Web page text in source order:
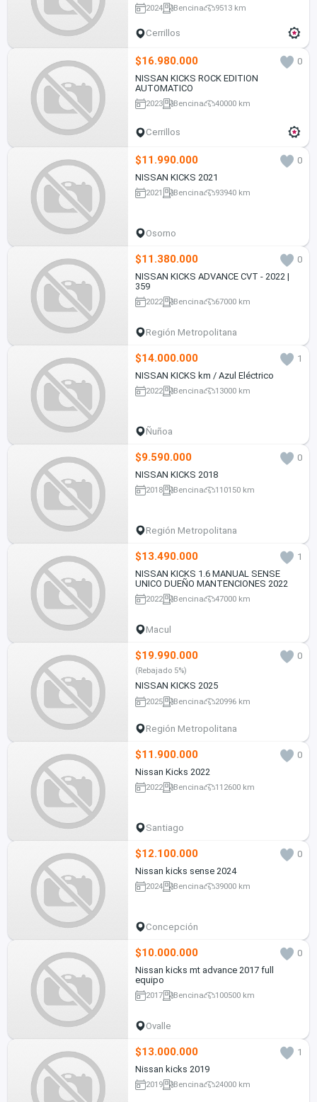
2024 Bencina 9513 km
Cerrillos
$16.980.000
0
NISSAN KICKS ROCK EDITION
AUTOMATICO
2023 Bencina 40000 km
Cerrillos
$11.990.000
0
NISSAN KICKS 2021
2021 Bencina 93940 km
Osorno
$11.380.000
0
NISSAN KICKS ADVANCE CVT - 2022 |
359
2022 Bencina 67000 km
Región Metropolitana
$14.000.000
1
NISSAN KICKS km / Azul Eléctrico
2022 Bencina 13000 km
Ñuñoa
$9.590.000
0
NISSAN KICKS 2018
2018 Bencina 110150 km
Región Metropolitana
$13.490.000
1
NISSAN KICKS 1.6 MANUAL SENSE
UNICO DUEÑO MANTENCIONES 2022
2022 Bencina 47000 km
Macul
$19.990.000 0
(Rebajado 5%)
NISSAN KICKS 2025
2025 Bencina 20996 km
Región Metropolitana
$11.900.000
0
Nissan Kicks 2022
2022 Bencina 112600 km
Santiago
$12.100.000
0
Nissan kicks sense 2024
2024 Bencina 39000 km
Concepción
$10.000.000
0
Nissan kicks mt advance 2017 full
equipo
2017 Bencina 100500 km
Ovalle
$13.000.000
1
Nissan kicks 2019
2019 Bencina 24000 km